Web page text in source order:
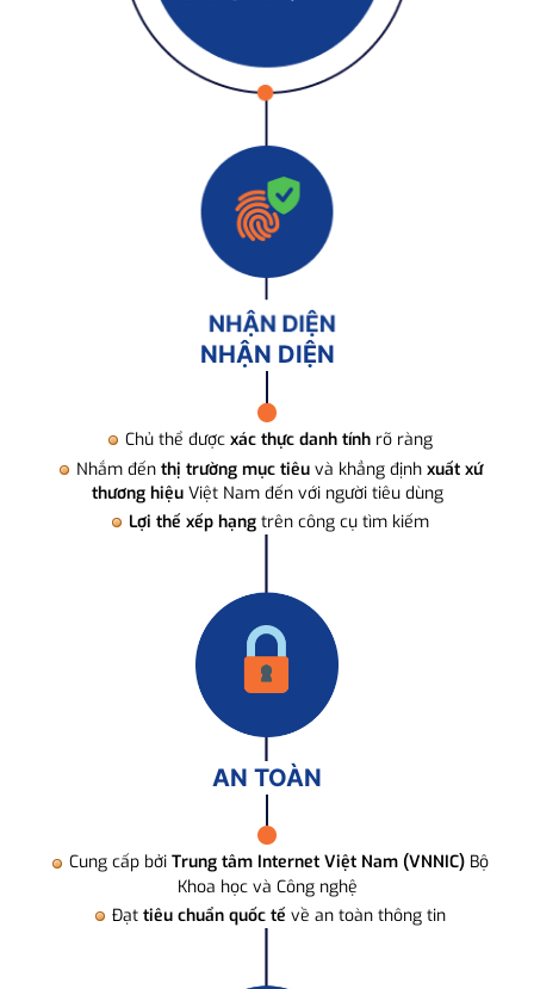
NHẬN DIỆN
Chủ thể được xác thực danh tính rõ ràng
Nhắm đến thị trường mục tiêuvà khẳng định xuất xứ
thương hiệuViệt Nam đến với người tiêu dùng
Lợi thế xếp hạng trên công cụ tìm kiếm
AN TOÀN
Cung cấp bởi Trung tâm Internet Việt Nam (VNNIC) Bộ
Khoa học và Công nghệ
Đạt tiêu chuẩn quốc tế về an toàn thông tin